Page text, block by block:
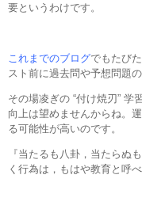
要というわけです。
これまでのブログでもたび
スト前に過去問や予想問題
その場凌ぎの “付け焼刃” 学
向上は望めませんからね。
る可能性が高いのです。
『当たるも八卦，当たらぬ
く行為は，もはや教育と呼